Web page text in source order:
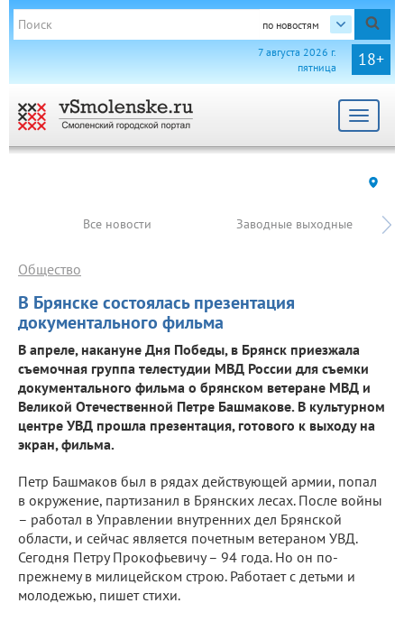
по новостям
18+
7 августа 2026 г.
пятница
Toggle
Все новости Заводные выходные
В Брянске состоялась презентация
документального фильма
Общество
В апреле, накануне Дня Победы, в Брянск приезжала
съемочная группа телестудии МВД России для съемки
документального фильма о брянском ветеране МВД и
Великой Отечественной Петре Башмакове. В культурном
центре УВД прошла презентация, готового к выходу на
экран, фильма.
Петр Башмаков был в рядах действующей армии, попал
в окружение, партизанил в Брянских лесах. После войны
– работал в Управлении внутренних дел Брянской
области, и сейчас является почетным ветераном УВД.
Сегодня Петру Прокофьевичу – 94 года. Но он по-
прежнему в милицейском строю. Работает с детьми и
молодежью, пишет стихи.